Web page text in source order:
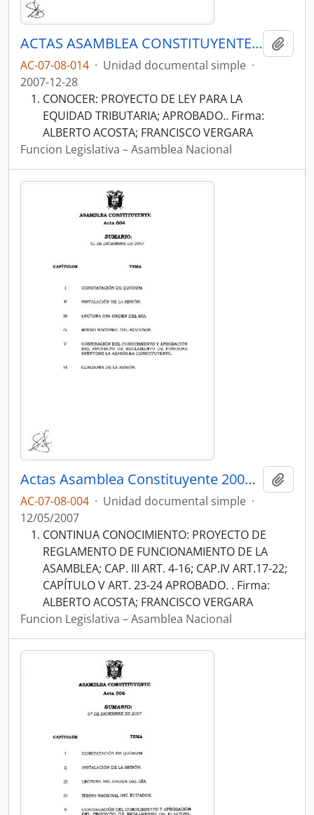
ACTAS ASAMBLEA CONSTITUYENTE 2007-2008
AC-07-08-014 · Unidad documental simple ·
2007-12-28
CONOCER: PROYECTO DE LEY PARA LA
EQUIDAD TRIBUTARIA; APROBADO.. Firma:
ALBERTO ACOSTA; FRANCISCO VERGARA
Funcion Legislativa – Asamblea Nacional
Actas Asamblea Constituyente 2007-2008
AC-07-08-004 · Unidad documental simple ·
12/05/2007
CONTINUA CONOCIMIENTO: PROYECTO DE
REGLAMENTO DE FUNCIONAMIENTO DE LA
ASAMBLEA; CAP. III ART. 4-16; CAP.IV ART.17-22;
CAPÍTULO V ART. 23-24 APROBADO. . Firma:
ALBERTO ACOSTA; FRANCISCO VERGARA
Funcion Legislativa – Asamblea Nacional